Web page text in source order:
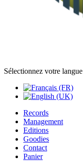
Sélectionnez votre langue
Records
Management
Editions
Goodies
Contact
Panier